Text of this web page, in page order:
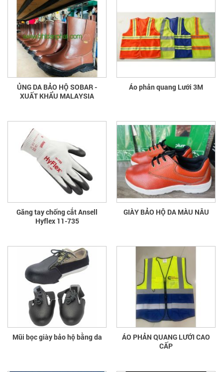
ỦNG DA BẢO HỘ SOBAR -
XUẤT KHẨU MALAYSIA
Áo phản quang Lưới 3M
Găng tay chống cắt Ansell
Hyflex 11-735
GIÀY BẢO HỘ DA MÀU NÂU
Mũi bọc giày bảo hộ bằng da
ÁO PHẢN QUANG LƯỚI CAO
CẤP